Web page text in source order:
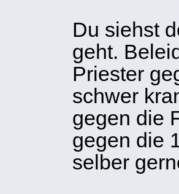
Du siehst
geht.
Priester
schwer
gegen die
gegen die
selber